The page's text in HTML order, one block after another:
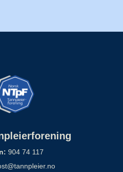
904 74 117